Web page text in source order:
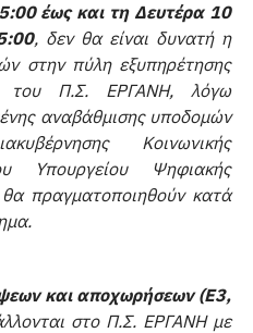
έως και τη Δευτέρα 10
, δεν θα είναι δυνατή η
στην πύλη εξυπηρέτησης
του Π.Σ. ΕΡΓΑΝΗ, λόγω
αναβάθμισης υποδομών
Κοινωνικής
Υπουργείου Ψηφιακής
πραγματοποιηθούν κατά
και αποχωρήσεων (Ε3,
στο Π.Σ. ΕΡΓΑΝΗ με